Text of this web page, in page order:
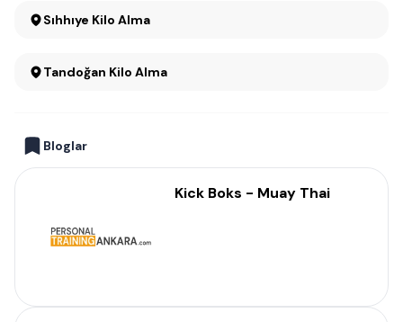
Sıhhıye Kilo Alma
Tandoğan Kilo Alma
Bloglar
Kick Boks - Muay Thai